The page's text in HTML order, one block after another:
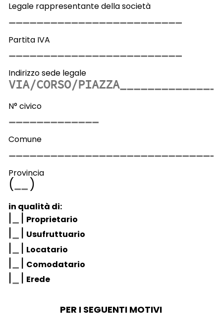
Legale rappresentante della società
Partita IVA
Indirizzo sede legale
N° civico
Comune
Provincia
( )
in qualità di:
| | Proprietario
| | Usufruttuario
| | Locatario
| | Comodatario
| | Erede
PER I SEGUENTI MOTIVI